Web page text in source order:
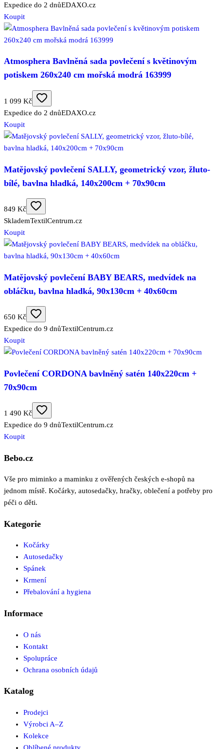
Expedice do 2 dnůEDAXO.cz
Koupit
Atmosphera Bavlněná sada povlečení s květinovým
potiskem 260x240 cm mořská modrá 163999
1 099 Kč
Expedice do 2 dnůEDAXO.cz
Koupit
Matějovský povlečení SALLY, geometrický vzor, žluto-
bílé, bavlna hladká, 140x200cm + 70x90cm
849 Kč
SklademTextilCentrum.cz
Koupit
Matějovský povlečení BABY BEARS, medvídek na
obláčku, bavlna hladká, 90x130cm + 40x60cm
650 Kč
Expedice do 9 dnůTextilCentrum.cz
Koupit
Povlečení CORDONA bavlněný satén 140x220cm +
70x90cm
1 490 Kč
Expedice do 9 dnůTextilCentrum.cz
Koupit
Bebo.cz
Vše pro miminko a maminku z ověřených českých e-shopů na
jednom místě. Kočárky, autosedačky, hračky, oblečení a potřeby pro
péči o děti.
Kategorie
Kočárky
Autosedačky
Spánek
Krmení
Přebalování a hygiena
Informace
O nás
Kontakt
Spolupráce
Ochrana osobních údajů
Katalog
Prodejci
Výrobci A–Z
Kolekce
Oblíbené produkty